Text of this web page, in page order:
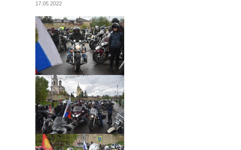
17.05.2022